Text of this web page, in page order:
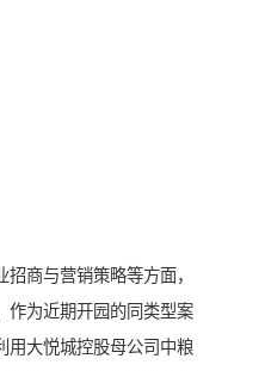
商与营销策略等方面，
作为近期开园的同类型案
用大悦城控股母公司中粮